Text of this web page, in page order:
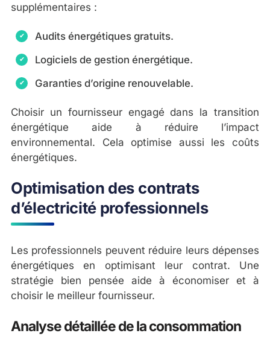
supplémentaires :
Audits énergétiques gratuits.
Logiciels de gestion énergétique.
Garanties d’origine renouvelable.
Choisir un fournisseur engagé dans la transition
énergétique aide à réduire l’impact
environnemental. Cela optimise aussi les coûts
énergétiques.
Optimisation des contrats
d’électricité professionnels
Les professionnels peuvent réduire leurs dépenses
énergétiques en optimisant leur contrat. Une
stratégie bien pensée aide à économiser et à
choisir le meilleur fournisseur.
Analyse détaillée de la consommation